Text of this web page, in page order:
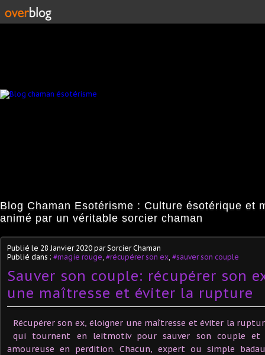
Blog Chaman Esotérisme : Culture ésotérique et
animé par un véritable sorcier chaman
Publié le 28 Janvier 2020 par Sorcier Chaman
Publié dans : #magie rouge #récupérer son ex #sauver son couple
Sauver son couple: récupérer son
une maîtresse et éviter la rupture
Récupérer son ex, éloigner une maîtresse et éviter la
qui tournent en leitmotiv pour sauver son couple et
amoureuse en perdition. Chacun, expert ou simple